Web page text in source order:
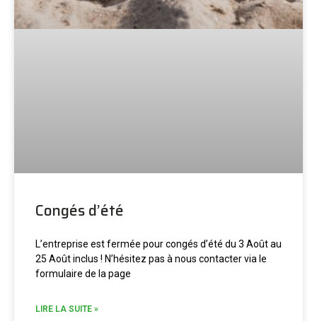
Congés d’été
L’entreprise est fermée pour congés d’été du 3 Août au
25 Août inclus ! N’hésitez pas à nous contacter via le
formulaire de la page
LIRE LA SUITE »